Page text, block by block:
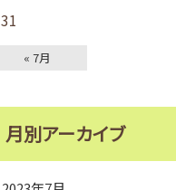
31
« 7月
月別アーカイブ